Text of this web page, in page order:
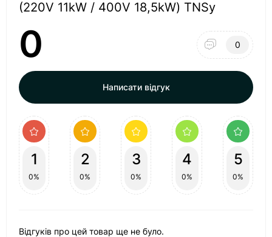
(220V 11kW / 400V 18,5kW) TNSy
0 0
Написати відгук
1
0%
2
0%
3
0%
4
0%
5
0%
Відгуків про цей товар ще не було.